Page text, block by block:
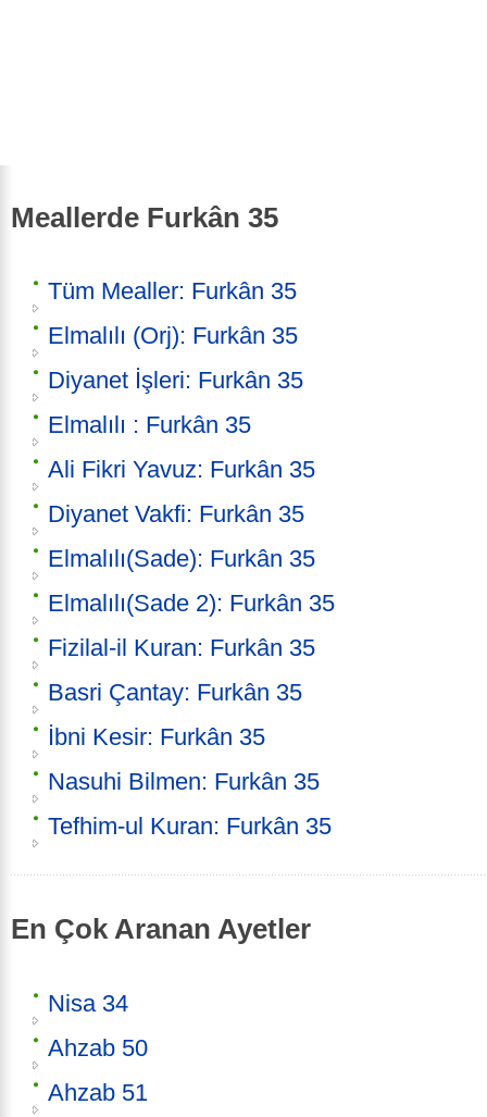
Meallerde Furkân 35
Tüm Mealler: Furkân 35
Elmalılı (Orj): Furkân 35
Diyanet İşleri: Furkân 35
Elmalılı : Furkân 35
Ali Fikri Yavuz: Furkân 35
Diyanet Vakfi: Furkân 35
Elmalılı(Sade): Furkân 35
Elmalılı(Sade 2): Furkân 35
Fizilal-il Kuran: Furkân 35
Basri Çantay: Furkân 35
İbni Kesir: Furkân 35
Nasuhi Bilmen: Furkân 35
Tefhim-ul Kuran: Furkân 35
En Çok Aranan Ayetler
Nisa 34
Ahzab 50
Ahzab 51